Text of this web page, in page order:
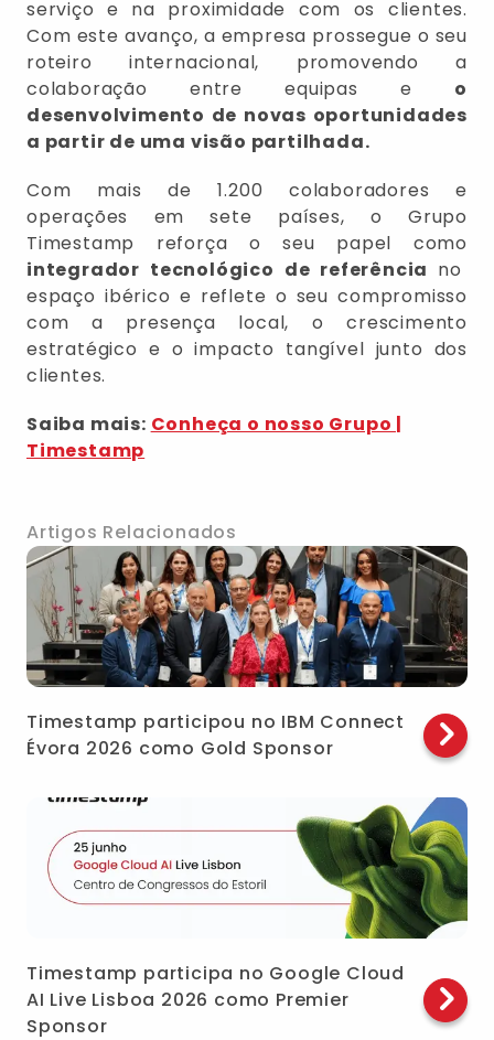
serviço e na proximidade com os clientes.
Com este avanço, a empresa prossegue o seu
roteiro internacional, promovendo a
colaboração entre equipas e o
desenvolvimento de novas oportunidades
a partir de uma visão partilhada.
Com mais de 1.200 colaboradores e
operações em sete países, o Grupo
Timestamp reforça o seu papel como
integrador tecnológico de referência no
espaço ibérico e reflete o seu compromisso
com a presença local, o crescimento
estratégico e o impacto tangível junto dos
clientes.
Saiba mais: Conheça o nosso Grupo |
Timestamp
Artigos Relacionados
Timestamp participou no IBM Connect
Évora 2026 como Gold Sponsor
Timestamp participa no Google Cloud
AI Live Lisboa 2026 como Premier
Sponsor